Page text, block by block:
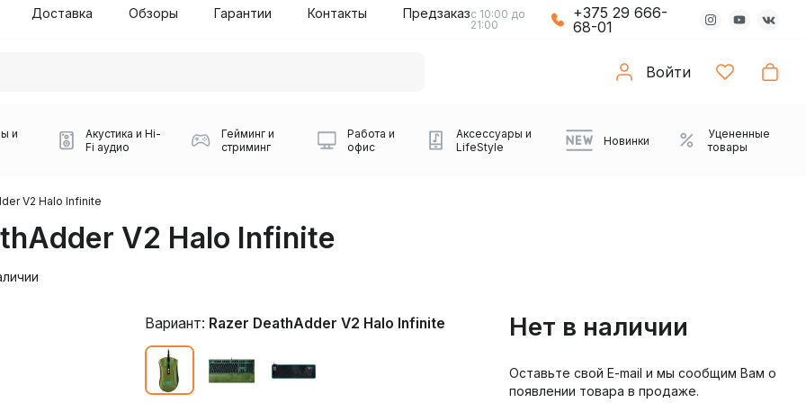
Доставка Обзоры Гарантии Контакты Предзаказс 10:00 до
21:00
+375 29 666-
68-01
Войти
Игровые наушники Беспроводные колонки Плееры Аудиоинтерфейсы
и
Микрофоны BOYA Наборы
Виниловые
проигрыватели
Звуковые карты
Акустика и Hi-
Fi аудио
Портативные колонки Ресиверы Partybox
Саундбары
Гейминг и
стриминг
Игровые мыши Logitech Геймпады Компьютерные колонки Веб-камеры
Работа и
офис
Наборы периферии Коврики для мыши Коврики с подсветкой Проекторы
Аксессуары и
LifeStyle
USB Type-C адаптеры Зарядные устройства Транспорт
Новинки
Уцененные
товары
V2 Halo Infinite
V2 Halo Infinite
Вариант: Razer DeathAdder V2 Halo Infinite Нет в наличии
Оставьте свой E-mail и мы сообщим Вам о
появлении товара в продаже.